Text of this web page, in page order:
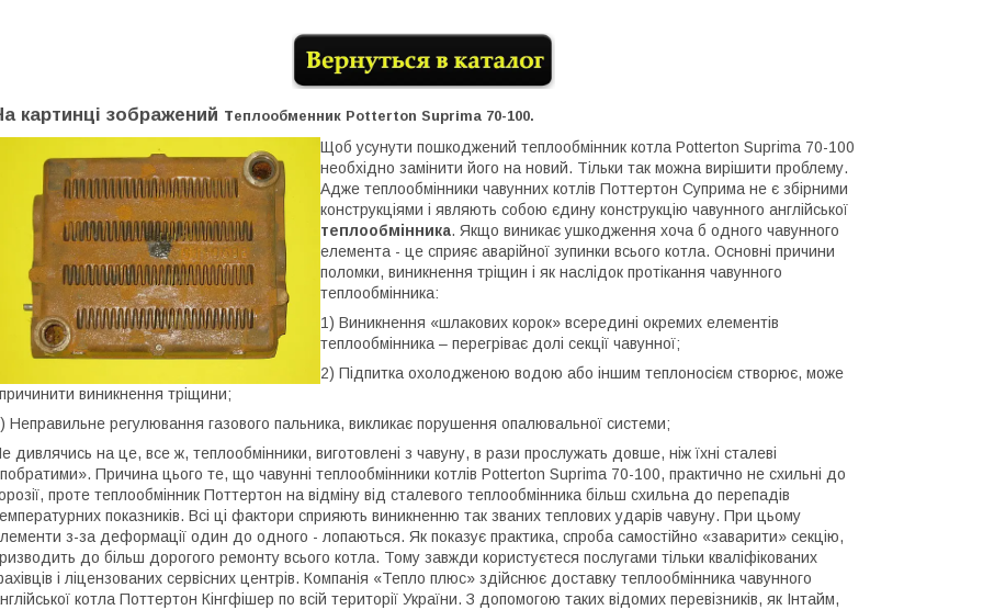
картинці зображений теплообменник Potterton Suprima 70-100.
Щоб усунути пошкоджений теплообмінник котла Potterton Suprima 70-100
необхідно замінити його на новий. Тільки так можна вирішити проблему.
Адже теплообмінники чавунних котлів Поттертон Суприма не є збірними
конструкціями і являють собою єдину конструкцію чавунного англійської
теплообмінника. Якщо виникає ушкодження хоча б одного чавунного
елемента - це сприяє аварійної зупинки всього котла. Основні причини
поломки, виникнення тріщин і як наслідок протікання чавунного
теплообмінника:
1) Виникнення «шлакових корок» всередині окремих елементів
теплообмінника – перегріває долі секції чавунної;
2) Підпитка охолодженою водою або іншим теплоносієм створює, може
виникнення тріщини;
Неправильне регулювання газового пальника, викликає порушення опалювальної системи;
дивлячись на це, все ж, теплообмінники, виготовлені з чавуну, в рази прослужать довше, ніж їхні сталеві
Причина цього те, що чавунні теплообмінники котлів Potterton Suprima 70-100, практично не схильні до
проте теплообмінник Поттертон на відміну від сталевого теплообмінника більш схильна до перепадів
показників. Всі ці фактори сприяють виникненню так званих теплових ударів чавуну. При цьому
з-за деформації один до одного - лопаються. Як показує практика, спроба самостійно «заварити» секцію,
до більш дорогого ремонту всього котла. Тому завжди користуєтеся послугами тільки кваліфікованих
і ліцензованих сервісних центрів. Компанія «Тепло плюс» здійснює доставку теплообмінника чавунного
котла Поттертон Кінгфішер по всій території України. З допомогою таких відомих перевізників, як Інтайм,